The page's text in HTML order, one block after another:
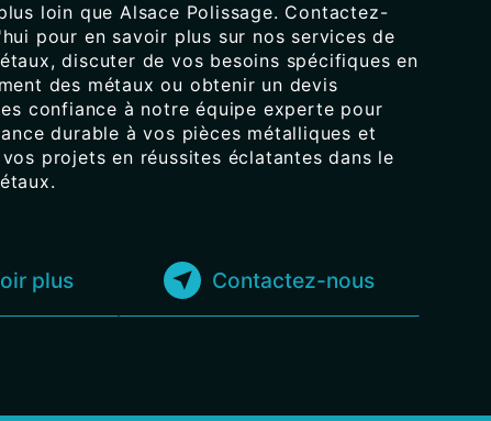
loin que Alsace Polissage. Contactez-
pour en savoir plus sur nos services de
discuter de vos besoins spécifiques en
des métaux ou obtenir un devis
confiance à notre équipe experte pour
durable à vos pièces métalliques et
projets en réussites éclatantes dans le
plus Contactez-nous